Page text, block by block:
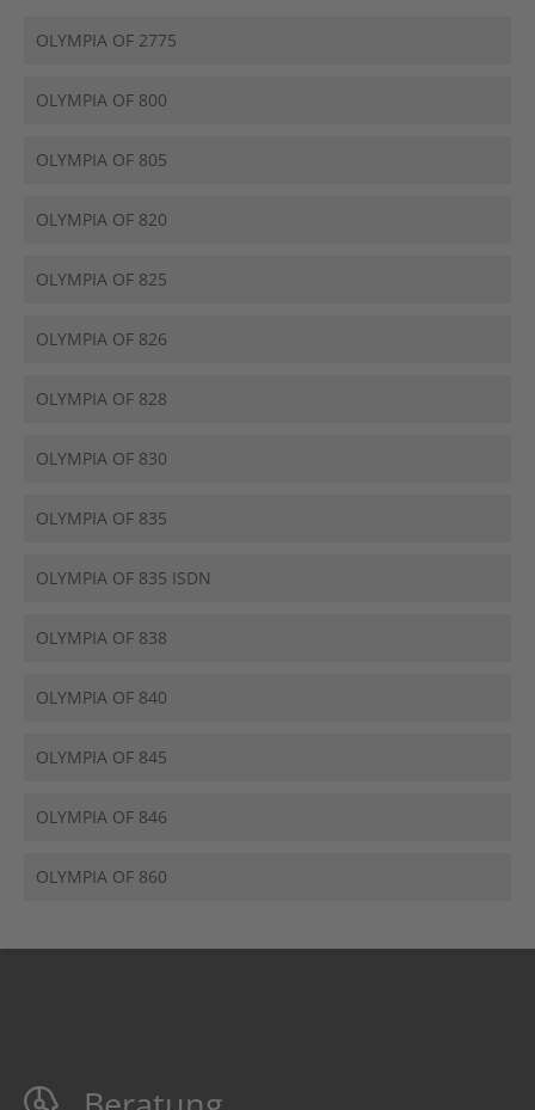
OLYMPIA OF 2775
OLYMPIA OF 800
OLYMPIA OF 805
OLYMPIA OF 820
OLYMPIA OF 825
OLYMPIA OF 826
OLYMPIA OF 828
OLYMPIA OF 830
OLYMPIA OF 835
OLYMPIA OF 835 ISDN
OLYMPIA OF 838
OLYMPIA OF 840
OLYMPIA OF 845
OLYMPIA OF 846
OLYMPIA OF 860